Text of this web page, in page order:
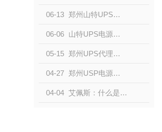
06-13 郑州山特UPS电源：国内安防市场口碑表现强劲
06-06 山特UPS电源系列-位置于行业高点
05-15 郑州UPS代理来说说不间断电源如何接线
04-27 郑州USP电源厂家来说一说UPS电源的作用
04-04 艾佩斯：什么是UPS电源